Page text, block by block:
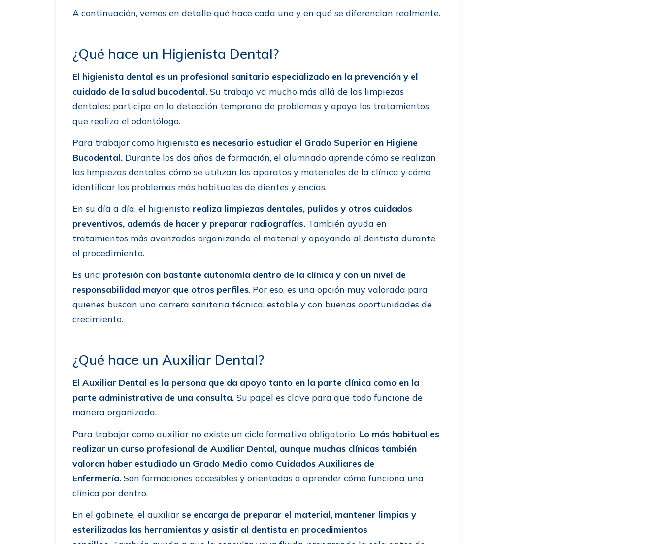
A continuación, vemos en detalle qué hace cada uno y en qué se diferencian realmente.
¿Qué hace un Higienista Dental?
El higienista dental es un profesional sanitario especializado en la prevención y el
cuidado de la salud bucodental. Su trabajo va mucho más allá de las limpiezas
dentales: participa en la detección temprana de problemas y apoya los tratamientos
que realiza el odontólogo.
Para trabajar como higienista es necesario estudiar el Grado Superior en Higiene
Bucodental. Durante los dos años de formación, el alumnado aprende cómo se realizan
las limpiezas dentales, cómo se utilizan los aparatos y materiales de la clínica y cómo
identificar los problemas más habituales de dientes y encías.
En su día a día, el higienista realiza limpiezas dentales, pulidos y otros cuidados
preventivos, además de hacer y preparar radiografías. También ayuda en
tratamientos más avanzados organizando el material y apoyando al dentista durante
el procedimiento.
Es una profesión con bastante autonomía dentro de la clínica y con un nivel de
responsabilidad mayor que otros perfiles. Por eso, es una opción muy valorada para
quienes buscan una carrera sanitaria técnica, estable y con buenas oportunidades de
crecimiento.
¿Qué hace un Auxiliar Dental?
El Auxiliar Dental es la persona que da apoyo tanto en la parte clínica como en la
parte administrativa de una consulta. Su papel es clave para que todo funcione de
manera organizada.
Para trabajar como auxiliar no existe un ciclo formativo obligatorio. Lo más habitual es
realizar un curso profesional de Auxiliar Dental, aunque muchas clínicas también
valoran haber estudiado un Grado Medio como Cuidados Auxiliares de
Enfermería. Son formaciones accesibles y orientadas a aprender cómo funciona una
clínica por dentro.
En el gabinete, el auxiliar se encarga de preparar el material, mantener limpias y
esterilizadas las herramientas y asistir al dentista en procedimientos